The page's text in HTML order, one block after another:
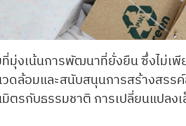
ที่มุ่งเน้นการพัฒนาที่ยั่งยืน ซึ่งไม่เ
ล้อมและสนับสนุนการสร้างสรร
ตรกับธรรมชาติ การเปลี่ยนแปลง